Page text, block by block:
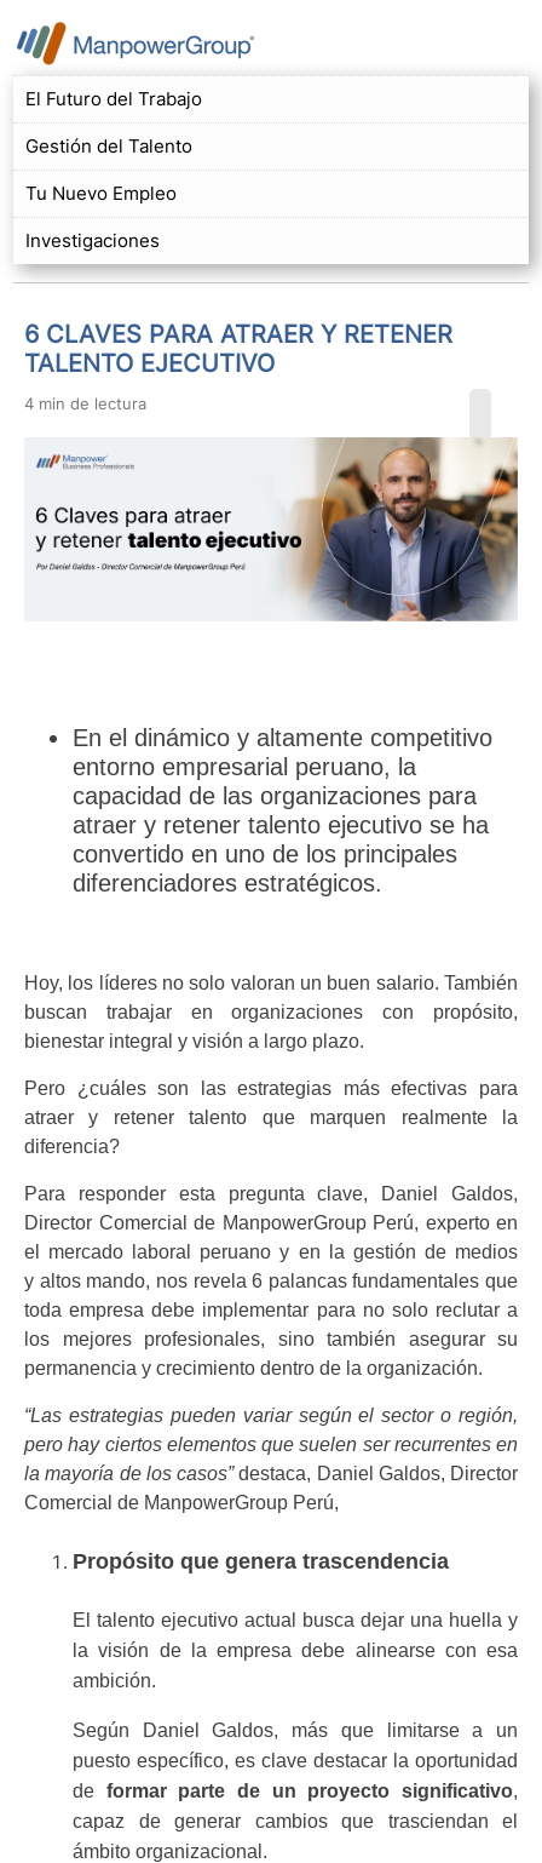
El Futuro del Trabajo
Gestión del Talento
Tu Nuevo Empleo
Investigaciones
6 CLAVES PARA ATRAER Y RETENER
TALENTO EJECUTIVO
4 min de lectura
En el dinámico y altamente competitivo
entorno empresarial peruano, la
capacidad de las organizaciones para
atraer y retener talento ejecutivo se ha
convertido en uno de los principales
diferenciadores estratégicos.
Hoy, los líderes no solo valoran un buen salario. También
buscan trabajar en organizaciones con propósito,
bienestar integral y visión a largo plazo.
Pero ¿cuáles son las estrategias más efectivas para
atraer y retener talento que marquen realmente la
diferencia?
Para responder esta pregunta clave, Daniel Galdos,
Director Comercial de ManpowerGroup Perú, experto en
el mercado laboral peruano y en la gestión de medios
y altos mando, nos revela 6 palancas fundamentales que
toda empresa debe implementar para no solo reclutar a
los mejores profesionales, sino también asegurar su
permanencia y crecimiento dentro de la organización.
“Las estrategias pueden variar según el sector o región,
pero hay ciertos elementos que suelen ser recurrentes en
la mayoría de los casos”destaca, Daniel Galdos, Director
Comercial de ManpowerGroup Perú,
Propósito que genera trascendencia
El talento ejecutivo actual busca dejar una huella y
la visión de la empresa debe alinearse con esa
ambición.
Según Daniel Galdos, más que limitarse a un
puesto específico, es clave destacar la oportunidad
de formar parte de un proyecto significativo,
capaz de generar cambios que trasciendan el
ámbito organizacional.